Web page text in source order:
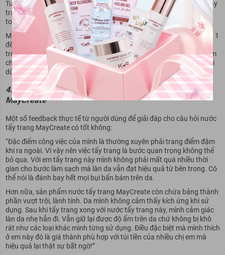
Tuy nhiên, nếu các bạn makeup đậm hơn thì sẽ cần tới một lượng tẩy
trang nhiều hơn cũng như thời gian lâu hơn để để làm sạch hoàn
toàn.
Mùi hương khi apply sẽ thoang thoảng và lưu lại trên da trong vòng 1
đến 2 phút. Sau đó chúng sẽ biến mất và không để lại hiện tượng gì
trên da. Nếu bạn sử dụng sản phẩm lần đầu có thể sẽ thấy hơi châm
chích. Do đó cần dùng thử sản phẩm tẩy trang MayCreate trước khi
dùng.
4.4. Feedback từ khách hàng sử dụng nước tẩy trang
MayCreate
Một số feedback thực tế từ người dùng để giải đáp cho câu hỏi nước
tẩy trang MayCreate có tốt không:
“Đặc điểm công việc của mình là thường xuyên phải trang điểm đậm
khi ra ngoài. Vì vậy nên việc tẩy trang là bước quan trọng không thể
bỏ qua. Với em tẩy trang này mình không phải mất quá nhiều thời
gian cho bước làm sạch mà làn da vẫn đạt hiệu quả từ bên trong. Có
thể nói là đánh bay hết mọi bụi bẩn bám trên da.
Hơn nữa, sản phẩm nước tẩy trang MayCreate còn chứa bảng thành
phần vượt trội, lành tính. Da mình không cảm thấy kích ứng khi sử
dụng. Sau khi tẩy trang xong với nước tẩy trang này, mình cảm giác
làn da nhẹ hẳn đi. Vẫn giữ lại được độ ẩm trên da chứ không bị khô
rát như các loại khác mình từng sử dụng. Điều đặc biệt mà mình thích
ở em này đó là giá thành phù hợp với túi tiền của nhiều chị em mà
hiệu quả lại thật sự bất ngờ!”